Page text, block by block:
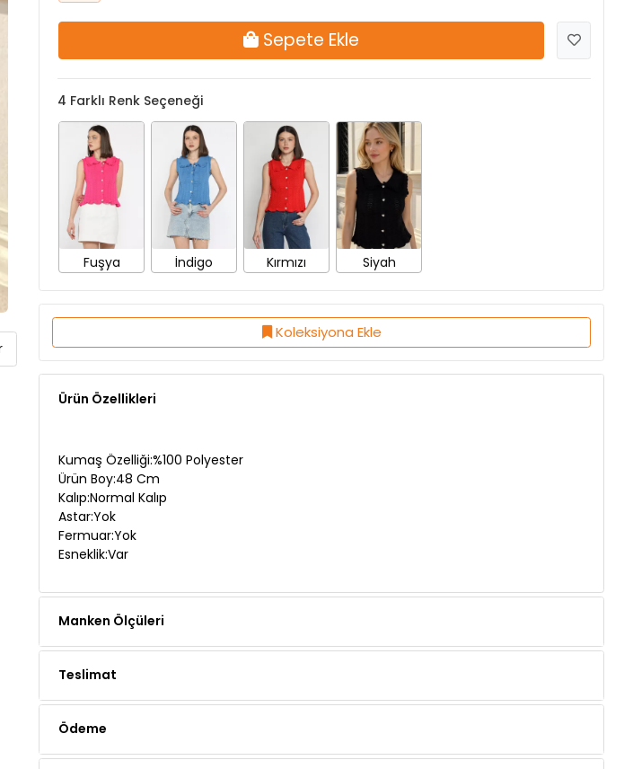
4Farklı Renk Seçeneği
İndigo Kırmızı Siyah
Koleksiyona Ekle
Ürün Özellikleri
Kalıp:Normal Kalıp
Astar:Yok
Fermuar:Yok
Esneklik:Var